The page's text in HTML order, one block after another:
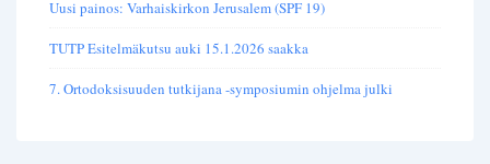
Uusi painos: Varhaiskirkon Jerusalem (SPF 19)
TUTP Esitelmäkutsu auki 15.1.2026 saakka
7. Ortodoksisuuden tutkijana -symposiumin ohjelma julki